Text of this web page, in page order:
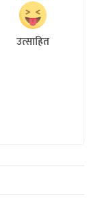
उत्साहित